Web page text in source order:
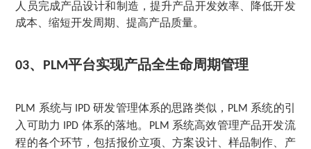
人员完成产品设计和制造，提升产品开发效率、降低开发
成本、缩短开发周期、提高产品质量。
03、 PLM平台实现产品全生命周期管理
PLM 系统与 IPD研发管理体系的思路类似， PLM 系统的引
入可助力
IPD 体系的落地。 PLM 系统高效管理产品开发流
程的各个环节，包括报价立项、方案设计、样品制作、产